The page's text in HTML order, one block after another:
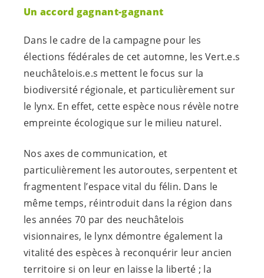
Un accord gagnant-gagnant
Dans le cadre de la campagne pour les
élections fédérales de cet automne, les Vert.e.s
neuchâtelois.e.s mettent le focus sur la
biodiversité régionale, et particulièrement sur
le lynx. En effet, cette espèce nous révèle notre
empreinte écologique sur le milieu naturel.
Nos axes de communication, et
particulièrement les autoroutes, serpentent et
fragmentent l’espace vital du félin. Dans le
même temps, réintroduit dans la région dans
les années 70 par des neuchâtelois
visionnaires, le lynx démontre également la
vitalité des espèces à reconquérir leur ancien
territoire si on leur en laisse la liberté ; la